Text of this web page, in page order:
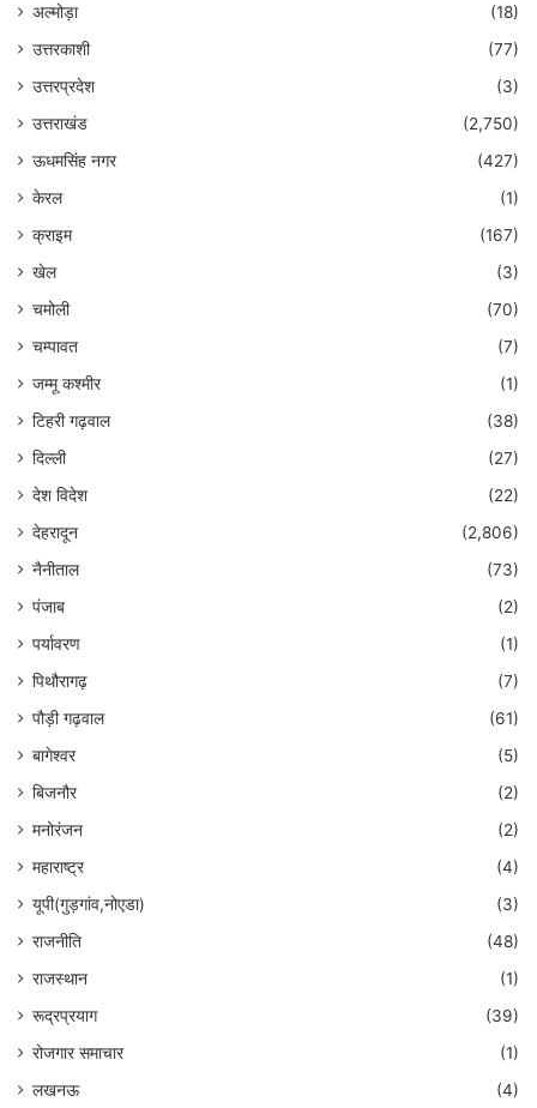
अल्मोड़ा
(18)
उत्तरकाशी
(77)
उत्तरप्रदेश
(3)
उत्तराखंड
(2,750)
ऊधमसिंह नगर
(427)
केरल
(1)
क्राइम
(167)
खेल
(3)
चमोली
(70)
चम्पावत
(7)
जम्मू कश्मीर
(1)
टिहरी गढ़वाल
(38)
दिल्ली
(27)
देश विदेश
(22)
देहरादून
(2,806)
नैनीताल
(73)
पंजाब
(2)
पर्यावरण
(1)
पिथौरागढ़
(7)
पौड़ी गढ़वाल
(61)
बागेश्वर
(5)
बिजनौर
(2)
मनोरंजन
(2)
महाराष्ट्र
(4)
यूपी(गुड़गांव,नोएडा)
(3)
राजनीति
(48)
राजस्थान
(1)
रूद्रप्रयाग
(39)
रोजगार समाचार
(1)
लखनऊ
(4)